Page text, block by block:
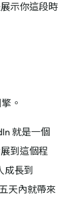
示你這段時
。
就是一個
到這個程
成長到
天內就帶來